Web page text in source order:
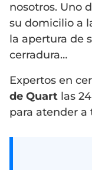
nosotros. Uno
su domicilio a
la apertura de
cerradura…
Expertos en
de Quart las
para atender a